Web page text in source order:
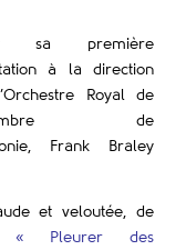
sa première
à la direction
Royal de
de
Frank Braley
et veloutée, de
« Pleurer des